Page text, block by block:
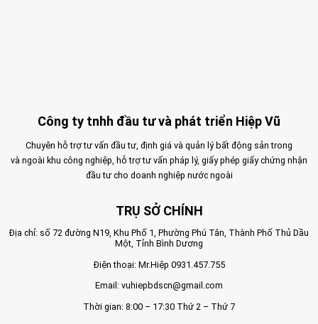
Công ty tnhh đầu tư và phát triển Hiệp Vũ
Chuyên hỗ trợ tư vấn đầu tư, định giá và quản lý bất động sản trong
và ngoài khu công nghiệp, hỗ trợ tư vấn pháp lý, giấy phép giấy chứng nhận
đầu tư cho doanh nghiệp nước ngoài
TRỤ SỞ CHÍNH
Địa chỉ: số 72 đường N19, Khu Phố 1, Phường Phú Tân, Thành Phố Thủ Dầu
Một, Tỉnh Bình Dương
Điện thoại: Mr.Hiệp 0931.457.755
Email: vuhiepbdscn@gmail.com
Thời gian: 8:00 – 17:30 Thứ 2 – Thứ 7